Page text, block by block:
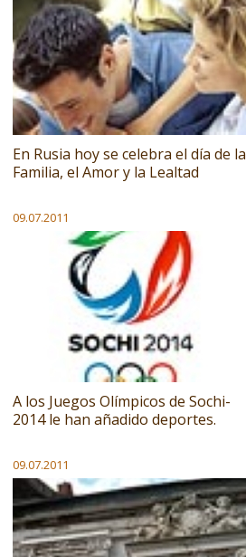
En Rusia hoy se celebra el día de la
Familia, el Amor y la Lealtad
09.07.2011
A los Juegos Olímpicos de Sochi-
2014 le han añadido deportes.
09.07.2011